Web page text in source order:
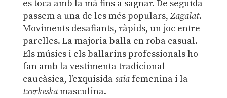
es toca amb la mà fins a sagnar. De seguida
passem a una de les més populars, Zagalat.
Moviments desafiants, ràpids, un joc entre
parelles. La majoria balla en roba casual.
Els músics i els ballarins professionals ho
fan amb la vestimenta tradicional
caucàsica, l’exquisidasaiafemenina i la
txerkeskamasculina.